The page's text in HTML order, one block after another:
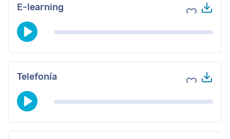
E-learning Agregar
Telefonía Agregar